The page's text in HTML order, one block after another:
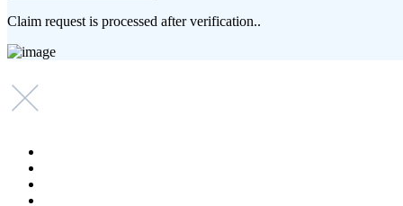
Claim request is processed after verification..